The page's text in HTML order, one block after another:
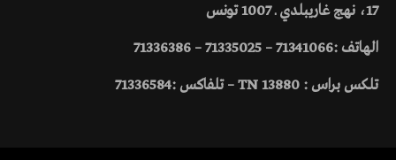
17، نهج غاريبلدي ـ 1007 تونس
الهاتف :71341066 – 71335025 – 71336386
تلكس براس : 13880 TN – تلفاكس :71336584